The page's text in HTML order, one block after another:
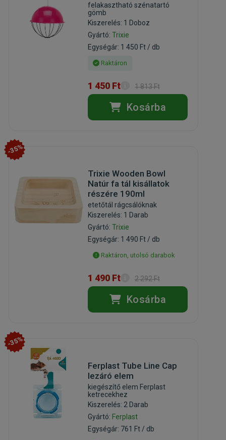
felakasztható szénatartó
gömb
Kiszerelés: 1 Doboz
Gyártó: Trixie
Egységár: 1 450 Ft / db
Raktáron
1 450 Ft 1 813 Ft
Kosárba
-35%
Trixie Wooden Bowl
Natúr fa tál kisállatok
részére 190ml
etetőtál rágcsálóknak
Kiszerelés: 1 Darab
Gyártó: Trixie
Egységár: 1 490 Ft / db
Raktáron, utolsó darabok
1 490 Ft 2 292 Ft
Kosárba
-35%
Ferplast Tube Line Cap
lezáró elem
kiegészítő elem Ferplast
ketrecekhez
Kiszerelés: 2 Darab
Gyártó: Ferplast
Egységár: 761 Ft / db